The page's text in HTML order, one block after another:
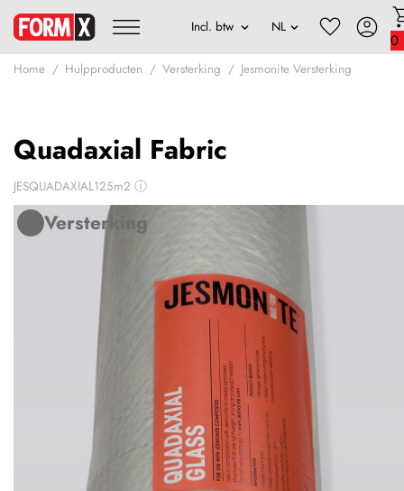
0
Home Hulpproducten Versterking Jesmonite Versterking
Quadaxial Fabric
JESQUADAXIAL125m2 ⓘ
Versterking